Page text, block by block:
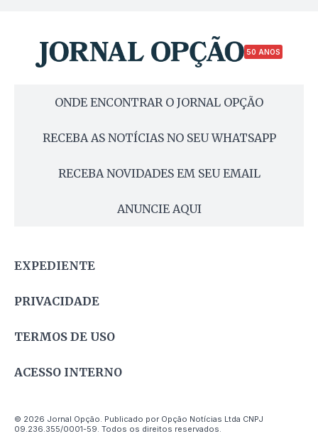
50 ANOS
ONDE ENCONTRAR O JORNAL OPÇÃO
RECEBA AS NOTÍCIAS NO SEU WHATSAPP
RECEBA NOVIDADES EM SEU EMAIL
ANUNCIE AQUI
EXPEDIENTE
PRIVACIDADE
TERMOS DE USO
ACESSO INTERNO
© 2026 Jornal Opção. Publicado por Opção Notícias Ltda CNPJ
09.236.355/0001-59. Todos os direitos reservados.